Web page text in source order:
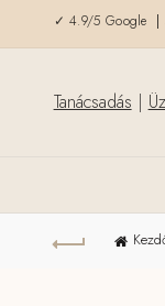
✓ 4.9/5 Google |
Tanácsadás |